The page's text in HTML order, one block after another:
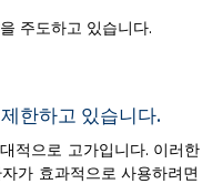
주도하고 있습니다.
한하고 있습니다.
으로 고가입니다. 이러
가 효과적으로 사용하려